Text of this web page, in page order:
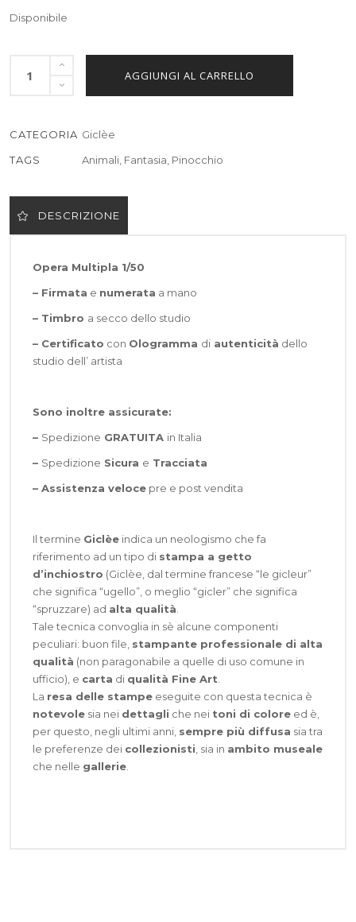
Disponibile
AGGIUNGI AL CARRELLO
CATEGORIA Giclèe
TAGS
Animali, Fantasia Pinocchio
DESCRIZIONE
Opera Multipla 1/50
– Firmata e numerata a mano
– Timbro a secco dello studio
– Certificato con Ologramma diautenticità dello
studio dell’ artista
Sono inoltre assicurate:
– Spedizione GRATUITA in Italia
– Spedizione Sicura e Tracciata
– Assistenza velocepre e post vendita
Il termine Giclèeindica un neologismo che fa
riferimento ad un tipo di stampa a getto
d’inchiostro (Giclèe, dal termine francese “le gicleur”
che significa “ugello”, o meglio “gicler” che significa
“spruzzare) ad alta qualità
Tale tecnica convoglia in sè alcune componenti
peculiari: buon file, stampante professionale di alta
qualità (non paragonabile a quelle di uso comune in
ufficio), e carta di qualità Fine Art
La resa delle stampeeseguite con questa tecnica è
notevolesia nei dettagli che nei toni di coloreed è,
per questo, negli ultimi anni, sempre più diffusa sia tra
le preferenze dei collezionisti , sia in ambito museale
che nelle gallerie.